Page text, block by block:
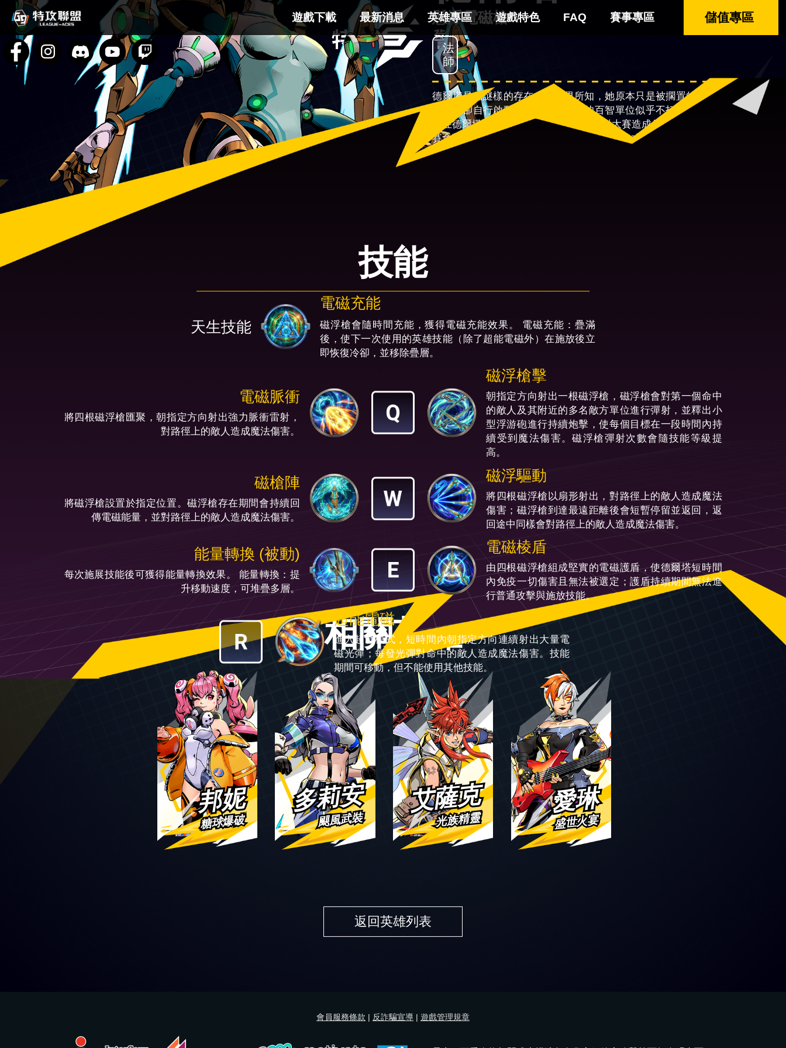
遊戲下載 最新消息 英雄專區 遊戲特色 FAQ 賽事專區 儲值專區
懸浮電磁槍
法
師
德爾塔是個謎樣的存在，就外界所知，她原本只是被擱置的其中一架機
體，但卻自行啟動，不過特警組織的百智單位似乎不打算去釐清原因，
現在德爾塔即將被派往參加大賽，這會對大賽造成何種變化?又或者是大
賽會對德爾塔造成怎樣的影響，大概只有事後才能知道了。
技能
天生技能
電磁充能
磁浮槍會隨時間充能，獲得電磁充能效果。 電磁充能：疊滿
後，使下一次使用的英雄技能（除了超能電磁外）在施放後立
即恢復冷卻，並移除疊層。
電磁脈衝
將四根磁浮槍匯聚，朝指定方向射出強力脈衝雷射，
對路徑上的敵人造成魔法傷害。
磁浮槍擊
朝指定方向射出一根磁浮槍，磁浮槍會對第一個命中
的敵人及其附近的多名敵方單位進行彈射，並釋出小
型浮游砲進行持續炮擊，使每個目標在一段時間內持
續受到魔法傷害。磁浮槍彈射次數會隨技能等級提
高。
磁槍陣
將磁浮槍設置於指定位置。磁浮槍存在期間會持續回
傳電磁能量，並對路徑上的敵人造成魔法傷害。
磁浮驅動
將四根磁浮槍以扇形射出，對路徑上的敵人造成魔法
傷害；磁浮槍到達最遠距離後會短暫停留並返回，返
回途中同樣會對路徑上的敵人造成魔法傷害。
能量轉換 (被動)
每次施展技能後可獲得能量轉換效果。 能量轉換：提
升移動速度，可堆疊多層。
電磁棱盾
由四根磁浮槍組成堅實的電磁護盾，使德爾塔短時間
內免疫一切傷害且無法被選定；護盾持續期間無法進
行普通攻擊與施放技能。
超能電磁
進入超載模式，短時間內朝指定方向連續射出大量電
磁光彈；每發光彈對命中的敵人造成魔法傷害。技能
期間可移動，但不能使用其他技能。
相關英雄
邦妮
糖球爆破
多莉安
颶風武裝
艾薩克
光族精靈
愛琳
盛世火宴
返回英雄列表
會員服務條款 | 反詐騙宣導 | 遊戲管理規章